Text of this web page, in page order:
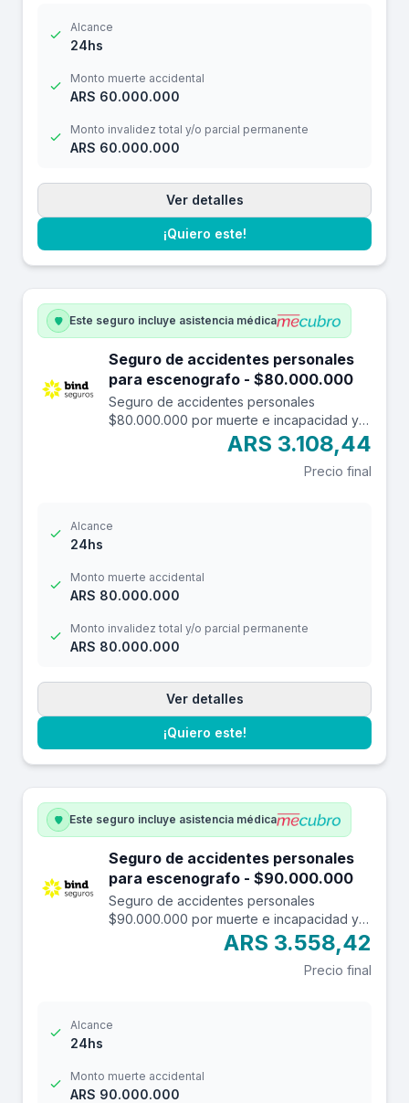
Alcance
24hs
Monto muerte accidental
ARS 60.000.000
Monto invalidez total y/o parcial permanente
ARS 60.000.000
Ver detalles
¡Quiero este!
Este seguro incluye asistencia médica
Seguro de accidentes personales
para escenografo - $80.000.000
Seguro de accidentes personales
$80.000.000 por muerte e incapacidad y
$10.000.000 por reembolso de gastos
médicos con una franquicia de $3.000.-
ARS 3.108,44
Precio final
Alcance
24hs
Monto muerte accidental
ARS 80.000.000
Monto invalidez total y/o parcial permanente
ARS 80.000.000
Ver detalles
¡Quiero este!
Este seguro incluye asistencia médica
Seguro de accidentes personales
para escenografo - $90.000.000
Seguro de accidentes personales
$90.000.000 por muerte e incapacidad y
$12.000.000 por reembolso de gastos
médicos con franquicia de $ 3.000.-
ARS 3.558,42
Precio final
Alcance
24hs
Monto muerte accidental
ARS 90.000.000